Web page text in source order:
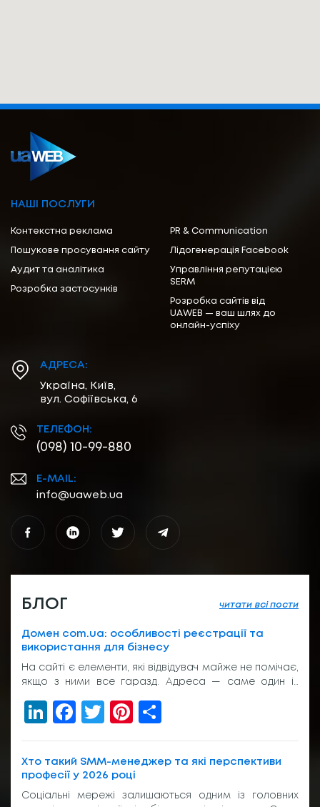
НАШІ ПОСЛУГИ
Контекстна реклама
Пошукове просування сайту
Аудит та аналітика
Розробка застосунків
PR & Communication
Лідогенерація Facebook
Управління репутацією
SERM
Розробка сайтів від
UAWEB — ваш шлях до
онлайн-успіху
АДРЕСА:
Україна, Київ,
вул. Софіївська, 6
ТЕЛЕФОН:
(098) 10-99-880
E-MAIL:
info@uaweb.ua
БЛОГ читати всі пости
Домен com.ua: особливості реєстрації та
використання для бізнесу
На сайті є елементи, які відвідувач майже не помічає,
якщо з ними все гаразд. Адреса — саме один із
рекламі, у листуванні з клієнтом, на вивісці біля входу
або в підписі менеджера. І якщо вона виглядає
звично, людина просто переходить далі. Без зайвих
LinkedIn
Facebook
TwitterPinterest
Хто такий SMM-менеджер та які перспективи
професії у 2026 році
Соціальні мережі залишаються одним із головних